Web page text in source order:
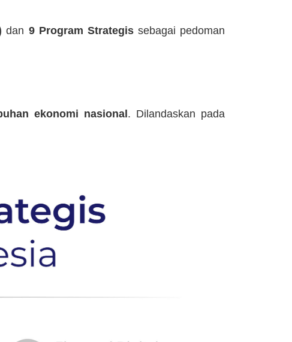
dan 9 Program Strategissebagai pedoman
ekonomi nasional . Dilandaskan pada